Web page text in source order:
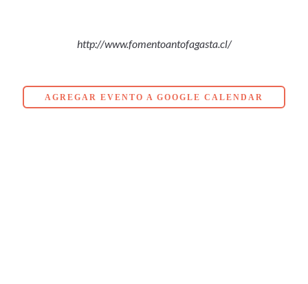
http://www.fomentoantofagasta.cl/
AGREGAR EVENTO A GOOGLE CALENDAR